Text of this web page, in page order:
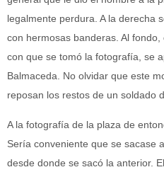
legalmente perdura. A la derecha
con hermosas banderas. Al
con que se tomó la fotografía, se
Balmaceda. No olvidar que este
reposan los restos de un soldado
A la fotografía de la plaza de
Sería conveniente que se sacase
desde donde se sacó la anterior.